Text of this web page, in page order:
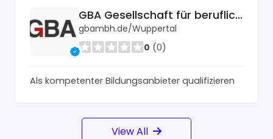
GBA Gesellschaft für berufliche Aus- und Weiterbildung mbH
gbambh.de/Wuppertal
0 (0)
Als kompetenter Bildungsanbieter qualifizieren
View All